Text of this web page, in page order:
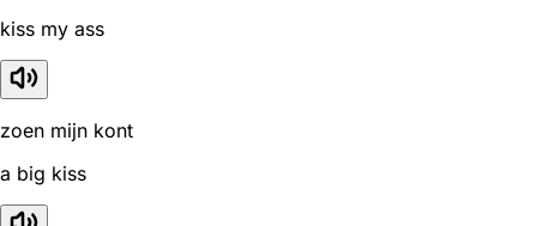
kiss my ass
zoen mijn kont
a big kiss